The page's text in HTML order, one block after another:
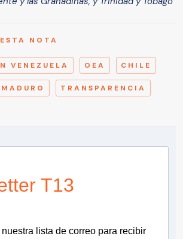
NOTA
VENEZUELA OEA CHILE
TRANSPARENCIA
T13
nuestra lista de correo para recibir